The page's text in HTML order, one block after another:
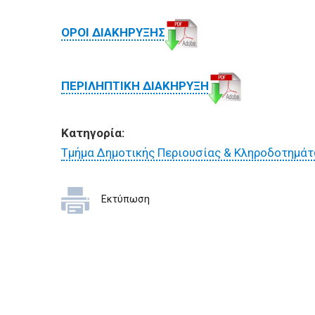
ΟΡΟΙ ΔΙΑΚΗΡΥΞΗΣ
ΠΕΡΙΛΗΠΤΙΚΗ ΔΙΑΚΗΡΥΞΗ
Κατηγορία:
Τμήμα Δημοτικής Περιουσίας &
Εκτύπωση